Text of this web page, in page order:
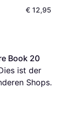
€ 12,95
Book 20
ist der
Shops.